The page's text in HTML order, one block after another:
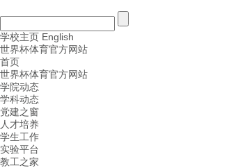
学校主页 English
世界杯体育官方网站
首页
世界杯体育官方网站
学院动态
学科动态
党建之窗
人才培养
学生工作
实验平台
教工之家